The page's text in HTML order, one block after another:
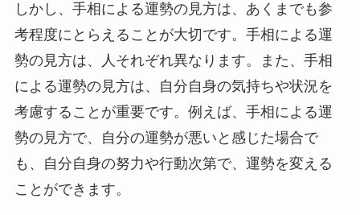
しかし、手相による運勢の見方は、あくまでも参
考程度にとらえることが大切です。手相による運
勢の見方は、人それぞれ異なります。また、手相
による運勢の見方は、自分自身の気持ちや状況を
考慮することが重要です。例えば、手相による運
勢の見方で、自分の運勢が悪いと感じた場合で
も、自分自身の努力や行動次第で、運勢を変える
ことができます。